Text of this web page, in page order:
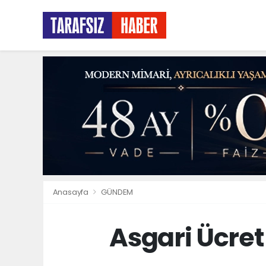
Anasayfa GÜNDEM
Asgari